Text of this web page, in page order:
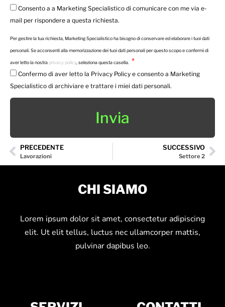
Consento a a Marketing Specialistico di comunicare con me via e-
mail per rispondere a questa richiesta.
Per gestire la tua richiesta, Marketing Specialistico ha bisogno di conservare ed elaborare i tuoi dati
personali. Se acconsenti alla memorizzazione dei tuoi dati personali per questo scopo e confermi di
aver letto la nostra privacy policy , seleziona questa casella.
Confermo di aver letto la Privacy Policy e consento a Marketing
Specialistico di archiviare e trattare i miei dati personali.
Invia
Precedente
PRECEDENTE
Lavorazioni
SUCCESSIVO
Settore 2
CHI SIAMO
Lorem ipsum dolor sit amet, consectetur adipiscing
elit. Ut elit tellus, luctus nec ullamcorper mattis,
pulvinar dapibus leo.